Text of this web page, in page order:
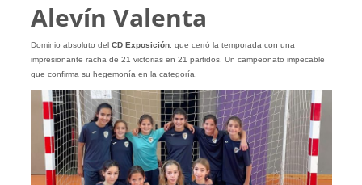
Alevín Valenta
Dominio absoluto del CD Exposición, que cerró la temporada con una
impresionante racha de 21 victorias en 21 partidos. Un campeonato impecable
que confirma su hegemonía en la categoría.